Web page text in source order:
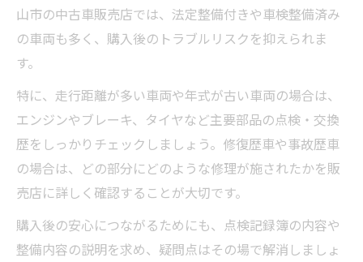
山市の中古車販売店では、法定整備付きや車検整備済み
の車両も多く、購入後のトラブルリスクを抑えられま
す。
特に、走行距離が多い車両や年式が古い車両の場合は、
エンジンやブレーキ、タイヤなど主要部品の点検・交換
歴をしっかりチェックしましょう。修復歴車や事故歴車
の場合は、どの部分にどのような修理が施されたかを販
売店に詳しく確認することが大切です。
購入後の安心につながるためにも、点検記録簿の内容や
整備内容の説明を求め、疑問点はその場で解消しましょ